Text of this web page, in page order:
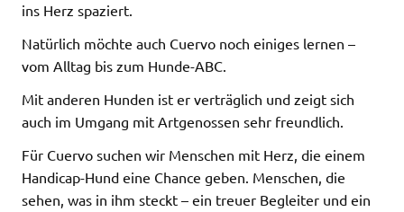
ins Herz spaziert.
Natürlich möchte auch Cuervo noch einiges lernen –
vom Alltag bis zum Hunde-ABC.
Mit anderen Hunden ist er verträglich und zeigt sich
auch im Umgang mit Artgenossen sehr freundlich.
Für Cuervo suchen wir Menschen mit Herz, die einem
Handicap-Hund eine Chance geben. Menschen, die
sehen, was in ihm steckt – ein treuer Begleiter und ein